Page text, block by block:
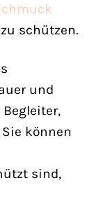
schützen.
und
können
sind,